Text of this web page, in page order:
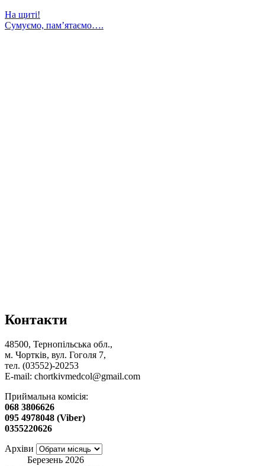
На щиті!
Сумуємо, пам’ятаємо….
Контакти
48500, Тернопільська обл.,
м. Чортків, вул. Гоголя 7,
тел. (03552)-20253
E-mail: chortkivmedcol@gmail.com
Приймальна комісія:
068 3806626
095 4978048 (Viber)
0355220626
Архіви
Березень 2026